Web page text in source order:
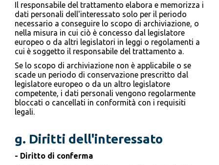
Il responsabile del trattamento elabora e memorizza i
dati personali dell'interessato solo per il periodo
necessario a conseguire lo scopo di archiviazione, o
nella misura in cui ciò è concesso dal legislatore
europeo o da altri legislatori in leggi o regolamenti a
cui è soggetto il responsabile del trattamento a.
Se lo scopo di archiviazione non è applicabile o se
scade un periodo di conservazione prescritto dal
legislatore europeo o da un altro legislatore
competente, i dati personali vengono regolarmente
bloccati o cancellati in conformità con i requisiti
legali.
g. Diritti dell'interessato
- Diritto di conferma